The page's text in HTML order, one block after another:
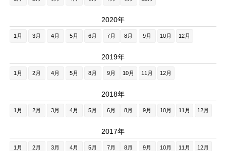
2020年
1月 3月 4月 5月 6月 7月 8月 9月 10月 12月
2019年
1月 2月 4月 5月 8月 9月 10月 11月 12月
2018年
1月 2月 3月 4月 5月 6月 8月 9月 10月 11月 12月
2017年
1月 2月 3月 4月 5月 7月 8月 9月 10月 11月 12月